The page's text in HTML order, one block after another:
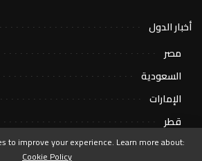
أخبار الدول
مصر
السعودية
الإمارات
قطر
to improve your experience. Learn more about:
Cookie Policy